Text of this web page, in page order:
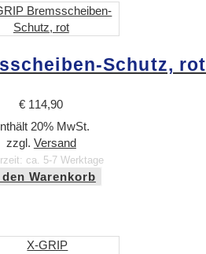
Schutz, rot
€ 114,90
20% MwSt.
zzgl. Versand
ca. 5-7 Werktage
den Warenkorb